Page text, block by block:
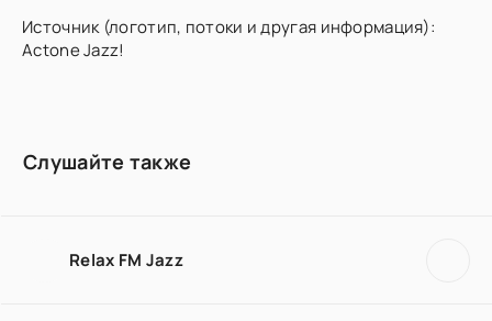
Источник (логотип, потоки и другая информация):
Actone Jazz!
Слушайте также
Relax FM Jazz